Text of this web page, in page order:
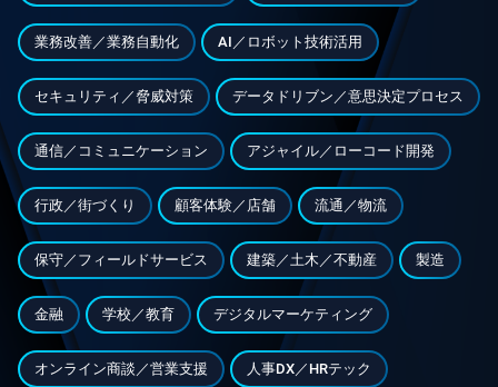
業務改善／業務自動化 AI／ロボット技術活用
セキュリティ／脅威対策 データドリブン／意思決定プロセス
通信／コミュニケーション アジャイル／ローコード開発
行政／街づくり 顧客体験／店舗 流通／物流
保守／フィールドサービス 建築／土木／不動産 製造
金融 学校／教育 デジタルマーケティング
オンライン商談／営業支援 人事DX／HRテック